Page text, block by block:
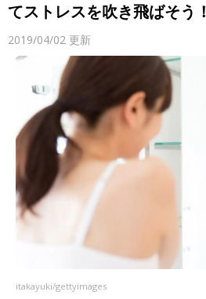
てストレスを吹き飛ばそう！
2019/04/02 更新
itakayuki/gettyimages